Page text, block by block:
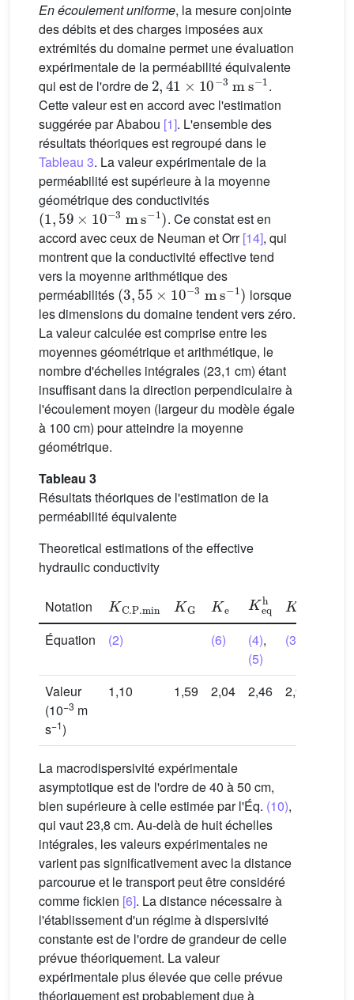
En écoulement uniforme, la mesure conjointe
des débits et des charges imposées aux
extrémités du domaine permet une évaluation
expérimentale de la perméabilité équivalente
qui est de l'ordre de
2,41×10−3ms−1
.
Cette valeur est en accord avec l'estimation
suggérée par Ababou [1]. L'ensemble des
résultats théoriques est regroupé dans le
Tableau 3. La valeur expérimentale de la
perméabilité est supérieure à la moyenne
géométrique des conductivités
(1,59×10−3ms−1)
. Ce constat est en
accord avec ceux de Neuman et Orr[14], qui
montrent que la conductivité effective tend
vers la moyenne arithmétique des
perméabilités
(3,55×10−3ms−1)
lorsque
les dimensions du domaine tendent vers zéro.
La valeur calculée est comprise entre les
moyennes géométrique et arithmétique, le
nombre d'échelles intégrales (23,1 cm) étant
insuffisant dans la direction perpendiculaire à
l'écoulement moyen (largeur du modèle égale
à 100 cm) pour atteindre la moyenne
géométrique.
Tableau 3
Résultats théoriques de l'estimation de la
perméabilité équivalente
Theoretical estimations of the effective
hydraulic conductivity
Notation
eq
Équation (2) (6) (4),
(5)
(3)
Valeur
(10−3 m
s−1)
1,10 1,59 2,04 2,46 2,90
La macrodispersivité expérimentale
asymptotique est de l'ordre de 40 à 50 cm,
bien supérieure à celle estimée par l'Éq. (10),
qui vaut 23,8 cm. Au-delà de huit échelles
intégrales, les valeurs expérimentales ne
varient pas significativement avec la distance
parcourue et le transport peut être considéré
comme fickien [6]. La distance nécessaire à
l'établissement d'un régime à dispersivité
constante est de l'ordre de grandeur de celle
prévue théoriquement. La valeur
expérimentale plus élevée que celle prévue
théoriquement est probablement due à